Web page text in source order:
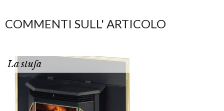
COMMENTI SULL' ARTICOLO
La stufa